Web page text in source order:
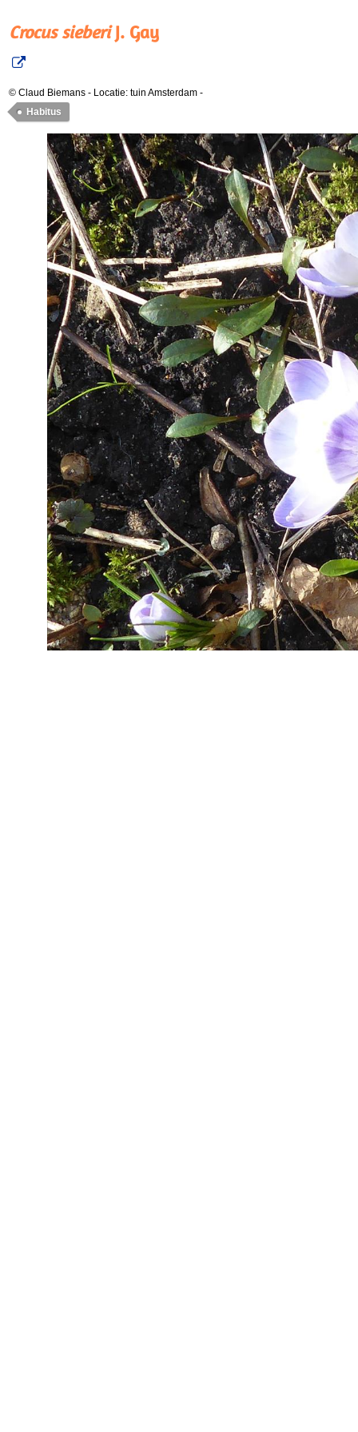
Crocus sieberiJ. Gay
© Claud Biemans - Locatie: tuin Amsterdam -
Habitus